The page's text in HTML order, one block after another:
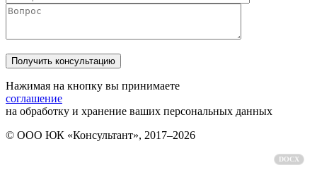
Нажимая на кнопку вы принимаете
соглашение
на обработку и хранение ваших персональных данных
© ООО ЮК «Консультант», 2017–2026
DOCX